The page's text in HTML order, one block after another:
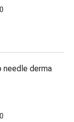
needle derma